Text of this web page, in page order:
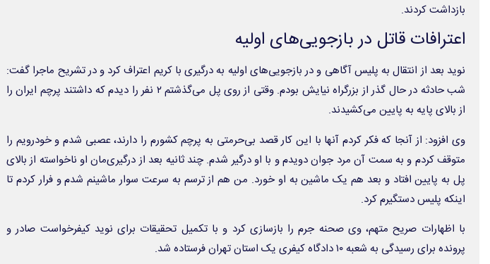
بازداشت کردند.
اعترافات قاتل در بازجویی‌های اولیه
نوید بعد از انتقال به پلیس آگاهی و در بازجویی‌های اولیه به درگیری با کریم اعتراف کرد و در تشریح ماجرا گفت:
شب حادثه در حال گذر از بزرگراه نیایش بودم. وقتی از روی پل می‌گذشتم ۲ نفر را دیدم که داشتند پرچم ایران را
از بالای پایه به پایین می‌کشیدند.
وی افزود: از آنجا که فکر کردم آنها با این کار قصد بی‌حرمتی به پرچم کشورم را دارند، عصبی شدم و خودرویم را
متوقف کردم و به سمت آن مرد جوان دویدم و با او درگیر شدم. چند ثانیه بعد از درگیری‌مان او ناخواسته از بالای
پل به پایین افتاد و بعد هم یک ماشین به او خورد. من هم از ترسم به سرعت سوار ماشینم شدم و فرار کردم تا
اینکه پلیس دستگیرم کرد.
با اظهارات صریح متهم، وی صحنه جرم را بازسازی کرد و با تکمیل تحقیقات برای نوید کیفرخواست صادر و
پرونده برای رسیدگی به شعبه ۱۰ دادگاه کیفری یک استان تهران فرستاده شد.